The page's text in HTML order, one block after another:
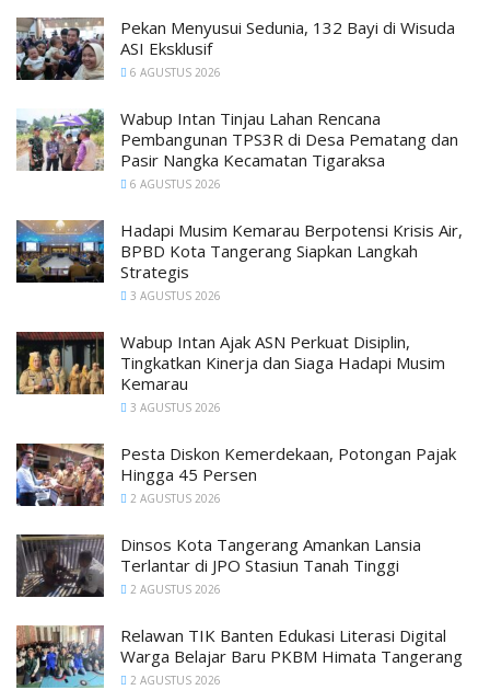
Pekan Menyusui Sedunia, 132 Bayi di Wisuda
ASI Eksklusif
6 AGUSTUS 2026
Wabup Intan Tinjau Lahan Rencana
Pembangunan TPS3R di Desa Pematang dan
Pasir Nangka Kecamatan Tigaraksa
6 AGUSTUS 2026
Hadapi Musim Kemarau Berpotensi Krisis Air,
BPBD Kota Tangerang Siapkan Langkah
Strategis
3 AGUSTUS 2026
Wabup Intan Ajak ASN Perkuat Disiplin,
Tingkatkan Kinerja dan Siaga Hadapi Musim
Kemarau
3 AGUSTUS 2026
Pesta Diskon Kemerdekaan, Potongan Pajak
Hingga 45 Persen
2 AGUSTUS 2026
Dinsos Kota Tangerang Amankan Lansia
Terlantar di JPO Stasiun Tanah Tinggi
2 AGUSTUS 2026
Relawan TIK Banten Edukasi Literasi Digital
Warga Belajar Baru PKBM Himata Tangerang
2 AGUSTUS 2026